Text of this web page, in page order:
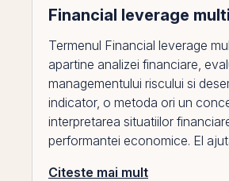
Financial leverage
Termenul Financial leverage
apartine analizei financiare,
managementului riscului si
indicator, o metoda ori un
interpretarea situatiilor
performantei economice. El
Citeste mai mult